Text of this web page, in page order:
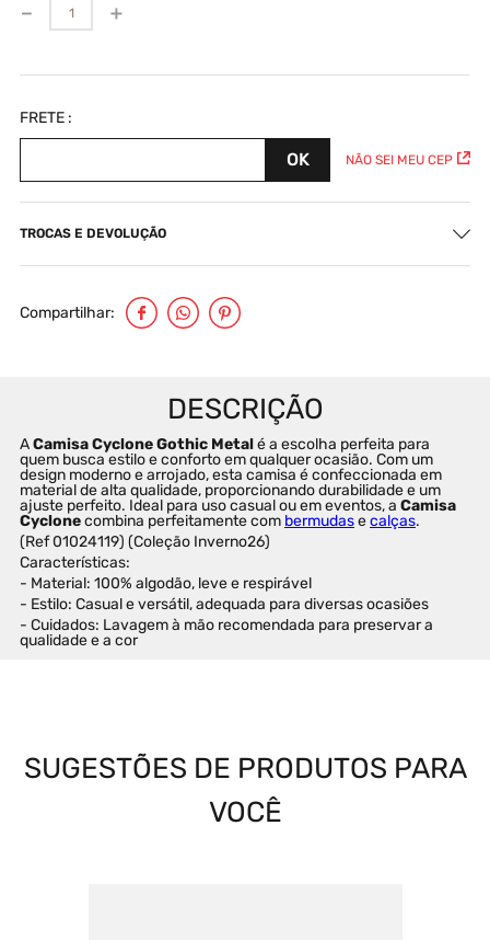
＋
－
NÃO SEI MEU CEP
TROCAS E DEVOLUÇÃO
Compartilhar
A Camisa Cyclone Gothic Metal é a escolha perfeita para
quem busca estilo e conforto em qualquer ocasião. Com um
design moderno e arrojado, esta camisa é confeccionada em
material de alta qualidade, proporcionando durabilidade e um
ajuste perfeito. Ideal para uso casual ou em eventos, a Camisa
Cyclone combina perfeitamente com bermudas e calças.
(Ref 01024119) (Coleção Inverno26)
Características:
- Material: 100% algodão, leve e respirável
- Estilo: Casual e versátil, adequada para diversas ocasiões
- Cuidados: Lavagem à mão recomendada para preservar a
qualidade e a cor
SUGESTÕES DE PRODUTOS PARA
VOCÊ